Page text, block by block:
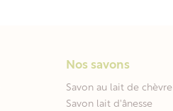
Nos savons
Savon au lait de chèvre
Savon lait d'ânesse